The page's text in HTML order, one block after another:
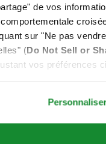
de vos
sur "Ne pas
(Do Not Sell or
vos préférences
RIYADH'